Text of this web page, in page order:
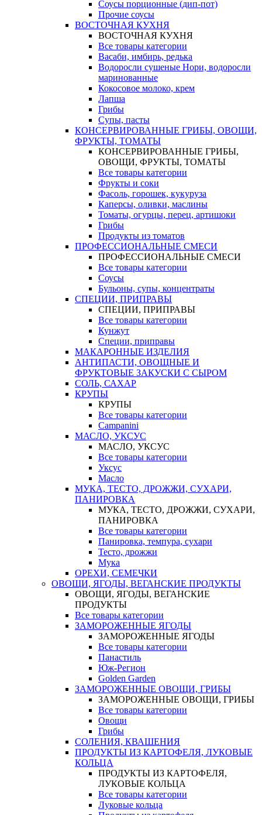
Соусы порционные (дип-пот)
Прочие соусы
ВОСТОЧНАЯ КУХНЯ
ВОСТОЧНАЯ КУХНЯ
Все товары категории
Васаби, имбирь, редька
Водоросли сушеные Нори, водоросли
маринованные
Кокосовое молоко, крем
Лапша
Грибы
Супы, пасты
КОНСЕРВИРОВАННЫЕ ГРИБЫ, ОВОЩИ,
ФРУКТЫ, ТОМАТЫ
КОНСЕРВИРОВАННЫЕ ГРИБЫ,
ОВОЩИ, ФРУКТЫ, ТОМАТЫ
Все товары категории
Фрукты и соки
Фасоль, горошек, кукуруза
Каперсы, оливки, маслины
Томаты, огурцы, перец, артишоки
Грибы
Продукты из томатов
ПРОФЕССИОНАЛЬНЫЕ СМЕСИ
ПРОФЕССИОНАЛЬНЫЕ СМЕСИ
Все товары категории
Соусы
Бульоны, супы, концентраты
СПЕЦИИ, ПРИПРАВЫ
СПЕЦИИ, ПРИПРАВЫ
Все товары категории
Кунжут
Специи, приправы
МАКАРОННЫЕ ИЗДЕЛИЯ
АНТИПАСТИ, ОВОЩНЫЕ И
ФРУКТОВЫЕ ЗАКУСКИ С СЫРОМ
СОЛЬ, САХАР
КРУПЫ
КРУПЫ
Все товары категории
Campanini
МАСЛО, УКСУС
МАСЛО, УКСУС
Все товары категории
Уксус
Масло
МУКА, ТЕСТО, ДРОЖЖИ, СУХАРИ,
ПАНИРОВКА
МУКА, ТЕСТО, ДРОЖЖИ, СУХАРИ,
ПАНИРОВКА
Все товары категории
Панировка, темпура, сухари
Тесто, дрожжи
Мука
ОРЕХИ, СЕМЕЧКИ
ОВОЩИ, ЯГОДЫ, ВЕГАНСКИЕ ПРОДУКТЫ
ОВОЩИ, ЯГОДЫ, ВЕГАНСКИЕ
ПРОДУКТЫ
Все товары категории
ЗАМОРОЖЕННЫЕ ЯГОДЫ
ЗАМОРОЖЕННЫЕ ЯГОДЫ
Все товары категории
Панастиль
Юж-Регион
Golden Garden
ЗАМОРОЖЕННЫЕ ОВОЩИ, ГРИБЫ
ЗАМОРОЖЕННЫЕ ОВОЩИ, ГРИБЫ
Все товары категории
Овощи
Грибы
СОЛЕНИЯ, КВАШЕНИЯ
ПРОДУКТЫ ИЗ КАРТОФЕЛЯ, ЛУКОВЫЕ
КОЛЬЦА
ПРОДУКТЫ ИЗ КАРТОФЕЛЯ,
ЛУКОВЫЕ КОЛЬЦА
Все товары категории
Луковые кольца